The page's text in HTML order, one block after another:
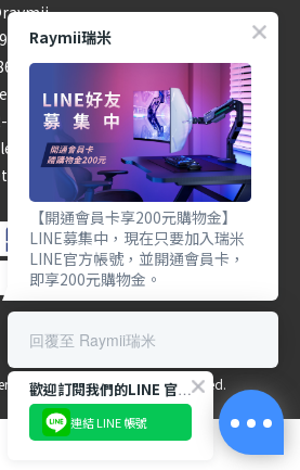
#201 #202
22755699 #302
Limited. All Rights Reserved.
Raymii瑞米
【開通會員卡享200元購物金】
LINE募集中，現在只要加入瑞米
LINE官方帳號，並開通會員卡，
即享200元購物金。
回覆至 Raymii瑞米
歡迎訂閱我們的LINE 官方帳號
連結 LINE 帳號